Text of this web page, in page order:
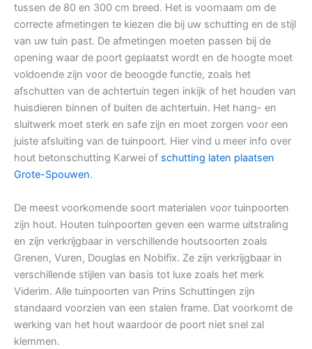
tussen de 80 en 300 cm breed. Het is voornaam om de
correcte afmetingen te kiezen die bij uw schutting en de stijl
van uw tuin past. De afmetingen moeten passen bij de
opening waar de poort geplaatst wordt en de hoogte moet
voldoende zijn voor de beoogde functie, zoals het
afschutten van de achtertuin tegen inkijk of het houden van
huisdieren binnen of buiten de achtertuin. Het hang- en
sluitwerk moet sterk en safe zijn en moet zorgen voor een
juiste afsluiting van de tuinpoort. Hier vind u meer info over
hout betonschutting Karwei of schutting laten plaatsen
Grote-Spouwen.
De meest voorkomende soort materialen voor tuinpoorten
zijn hout. Houten tuinpoorten geven een warme uitstraling
en zijn verkrijgbaar in verschillende houtsoorten zoals
Grenen, Vuren, Douglas en Nobifix. Ze zijn verkrijgbaar in
verschillende stijlen van basis tot luxe zoals het merk
Viderim. Alle tuinpoorten van Prins Schuttingen zijn
standaard voorzien van een stalen frame. Dat voorkomt de
werking van het hout waardoor de poort niet snel zal
klemmen.